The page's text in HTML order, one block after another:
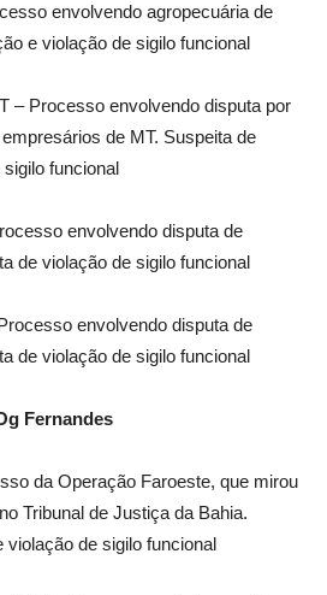
envolvendo agropecuária de
e violação de sigilo funcional
– Processo envolvendo disputa por
de MT. Suspeita de
funcional
envolvendo disputa de
de violação de sigilo funcional
envolvendo disputa de
de violação de sigilo funcional
Fernandes
da Operação Faroeste, que mirou
Tribunal de Justiça da Bahia.
violação de sigilo funcional